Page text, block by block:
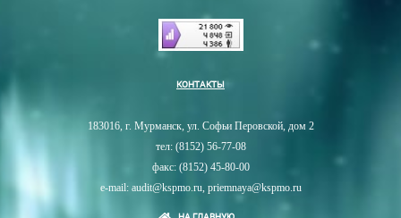
КОНТАКТЫ
183016, г. Мурманск, ул. Софьи Перовской, дом 2
тел: (8152) 56-77-08
факс: (8152) 45-80-00
e-mail: audit@kspmo.ru, priemnaya@kspmo.ru